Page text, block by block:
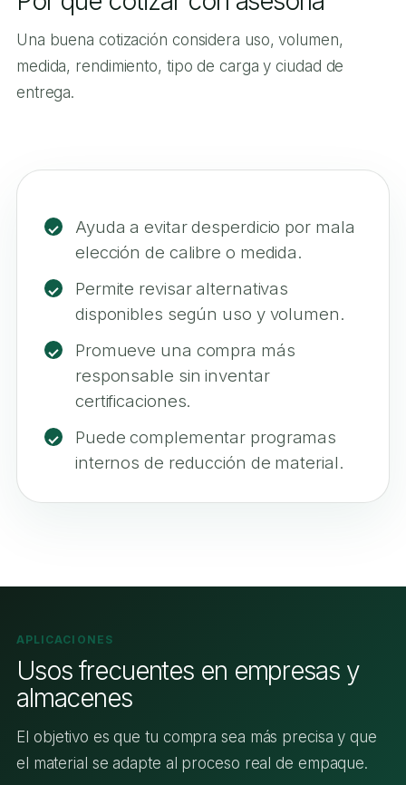
Una buena cotización considera uso, volumen,
medida, rendimiento, tipo de carga y ciudad de
entrega.
Ayuda a evitar desperdicio por mala
elección de calibre o medida.
Permite revisar alternativas
disponibles según uso y volumen.
Promueve una compra más
responsable sin inventar
certificaciones.
Puede complementar programas
internos de reducción de material.
APLICACIONES
Usos frecuentes en empresas y
almacenes
El objetivo es que tu compra sea más precisa y que
el material se adapte al proceso real de empaque.